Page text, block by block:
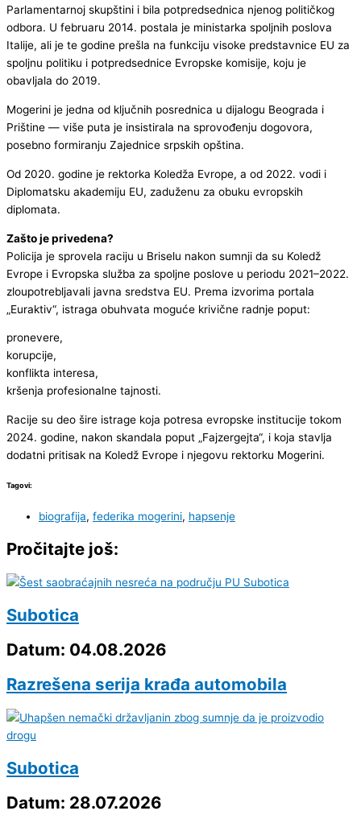
Parlamentarnoj skupštini i bila potpredsednica njenog političkog
odbora. U februaru 2014. postala je ministarka spoljnih poslova
Italije, ali je te godine prešla na funkciju visoke predstavnice EU za
spoljnu politiku i potpredsednice Evropske komisije, koju je
obavljala do 2019.
Mogerini je jedna od ključnih posrednica u dijalogu Beograda i
Prištine — više puta je insistirala na sprovođenju dogovora,
posebno formiranju Zajednice srpskih opština.
Od 2020. godine je rektorka Koledža Evrope, a od 2022. vodi i
Diplomatsku akademiju EU, zaduženu za obuku evropskih
diplomata.
Zašto je privedena?
Policija je sprovela raciju u Briselu nakon sumnji da su Koledž
Evrope i Evropska služba za spoljne poslove u periodu 2021–2022.
zloupotrebljavali javna sredstva EU. Prema izvorima portala
„Euraktiv“, istraga obuhvata moguće krivične radnje poput:
pronevere,
korupcije,
konflikta interesa,
kršenja profesionalne tajnosti.
Racije su deo šire istrage koja potresa evropske institucije tokom
2024. godine, nakon skandala poput „Fajzergejta“, i koja stavlja
dodatni pritisak na Koledž Evrope i njegovu rektorku Mogerini.
Tagovi:
biografija, federika mogerini, hapsenje
Pročitajte još:
Subotica
Datum: 04.08.2026
Razrešena serija krađa automobila
Subotica
Datum: 28.07.2026